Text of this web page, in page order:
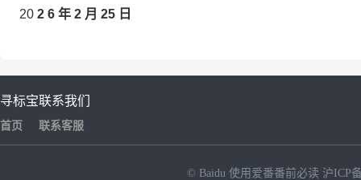
20 2 6 年 2 月 25 日
寻标宝
首页
联系我们
联系客服
© Baidu 使用爱番番前必读 沪ICP